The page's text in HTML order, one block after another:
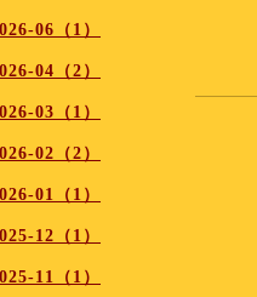
06（1）
04（2）
03（1）
02（2）
01（1）
12（1）
11（1）